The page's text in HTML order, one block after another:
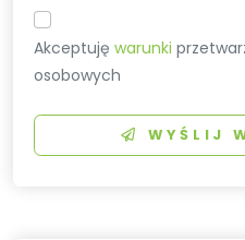
Akceptujęwarunki
osobowych
WYŚLIJ